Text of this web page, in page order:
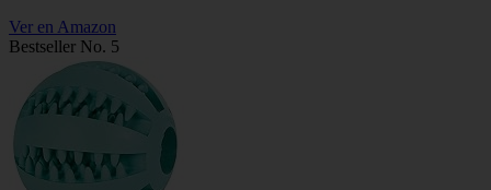
Ver en Amazon
Bestseller No. 5